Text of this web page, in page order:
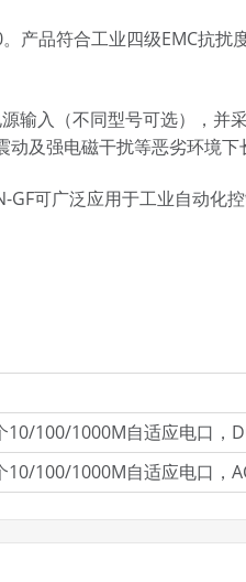
品符合工业四级EMC抗
输入（不同型号可选），并
及强电磁干扰等恶劣环境下
可广泛应用于工业自动
10/100/1000M自适应电口，
10/100/1000M自适应电口，